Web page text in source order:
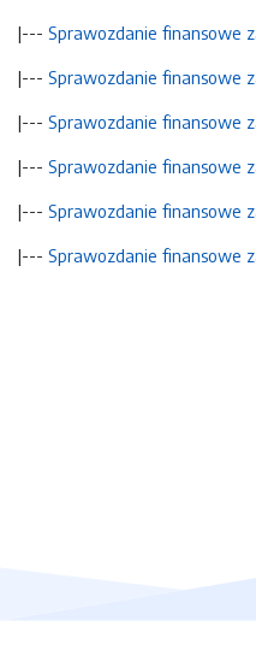
|--- Sprawozdanie finansowe
|--- Sprawozdanie finansowe
|--- Sprawozdanie finansowe
|--- Sprawozdanie finansowe
|--- Sprawozdanie finansowe
|--- Sprawozdanie finansowe